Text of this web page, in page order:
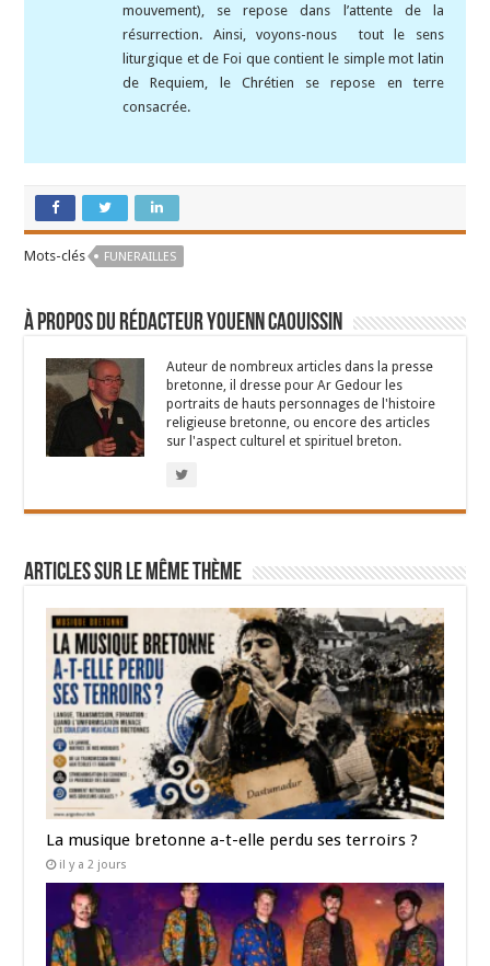
mouvement), se repose dans l’attente de la
résurrection. Ainsi, voyons-nous tout le sens
liturgique et de Foi que contient le simple mot latin
de Requiem, le Chrétien se repose en terre
consacrée.
Mots-clés FUNERAILLES
À propos du rédacteur Youenn Caouissin
Auteur de nombreux articles dans la presse
bretonne, il dresse pour Ar Gedour les
portraits de hauts personnages de l'histoire
religieuse bretonne, ou encore des articles
sur l'aspect culturel et spirituel breton.
Articles sur le même thème
La musique bretonne a-t-elle perdu ses terroirs ?
il y a 2 jours